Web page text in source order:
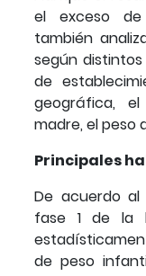
el exceso de
también
según
de
geográfica,
madre, el peso
Principales
De acuerdo
fase 1 de la
de peso